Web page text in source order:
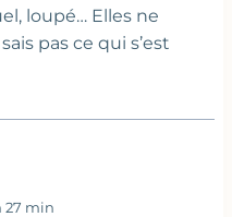
loupé… Elles ne
pas ce qui s’est
27 min